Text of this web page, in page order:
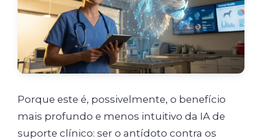
Porque este é, possivelmente, o benefício
mais profundo e menos intuitivo da IA de
suporte clínico: ser o antídoto contra os